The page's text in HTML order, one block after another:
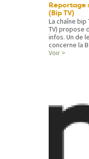
Reportage
(Bip TV)
La chaîne bip
TV) propose
infos. Un de
concerne la
Voir >